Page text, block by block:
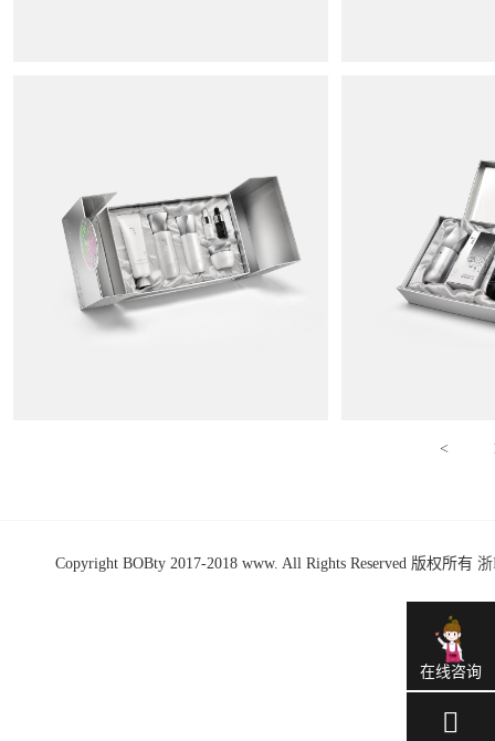
在线咨询
<
Copyright BOBty 2017-2018 www. All Rights Reserved 版权所有 浙